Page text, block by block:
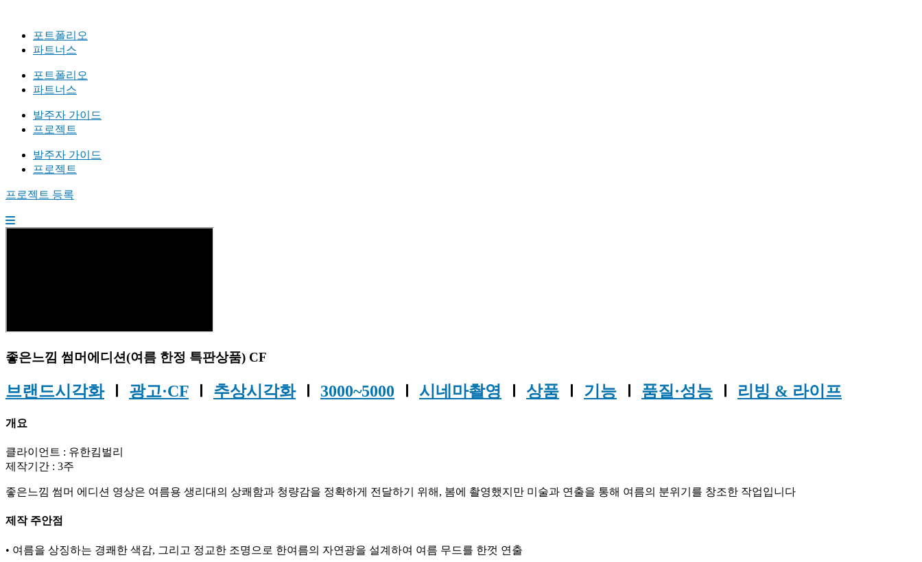
포트폴리오
파트너스
포트폴리오
파트너스
발주자 가이드
프로젝트
발주자 가이드
프로젝트
프로젝트 등록
좋은느낌 썸머에디션(여름 한정 특판상품) CF
브랜드시각화Ⅰ 광고·CF 추상시각화Ⅰ 3000~5000 시네마촬영 상품 기능 품질·성능 리빙 & 라이프
개요
클라이언트 : 유한킴벌리
제작기간 : 3주
좋은느낌 썸머 에디션 영상은 여름용 생리대의 상쾌함과 청량감을 정확하게 전달하기 위해, 봄에 촬영했지만 미술과 연출을 통해 여름의 분위기를 창조한 작업입니다
제작 주안점
• 여름을 상징하는 경쾌한 색감, 그리고 정교한 조명으로 한여름의 자연광을 설계하여 여름 무드를 한껏 연출